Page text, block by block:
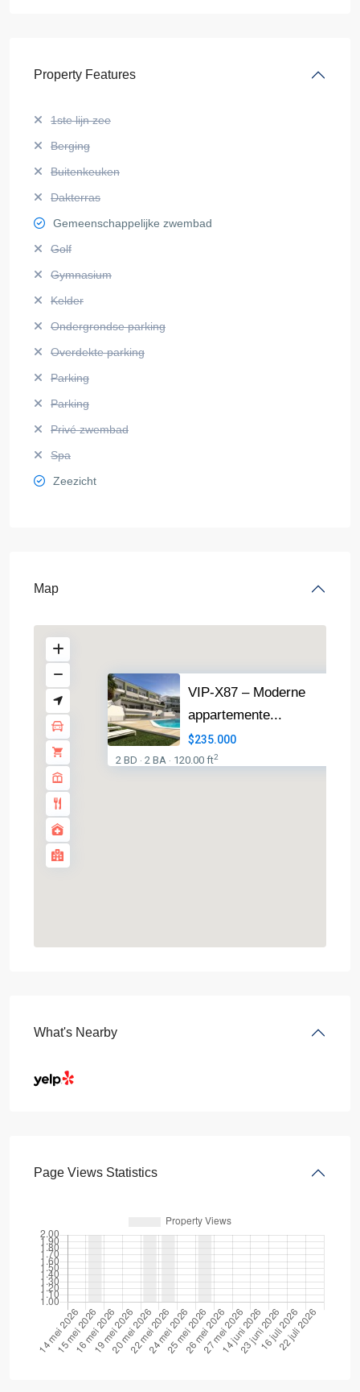
Property Features
1ste lijn zee
Berging
Buitenkeuken
Dakterras
Gemeenschappelijke zwembad
Golf
Gymnasium
Kelder
Ondergrondse parking
Overdekte parking
Parking
Parking
Privé zwembad
Spa
Zeezicht
Map
VIP-X87 – Moderne
appartemente...
$235.000
2 BD · 2 BA · 120.00 ft2
What's Nearby
Page Views Statistics